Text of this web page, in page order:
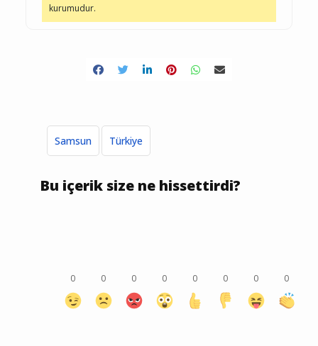
kurumudur.
Samsun Türkiye
Bu içerik size ne hissettirdi?
0 0 0 0 0 0 0 0